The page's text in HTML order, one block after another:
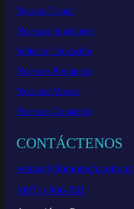
Nuestra Tienda
Nuestras Soluciones
Solicitar Cotización
Nuestros Productos
Nuestras Marcas
Nuestros Contactos
CONTÁCTENOS
ventas@domotech.com.py
(0971) 966-331